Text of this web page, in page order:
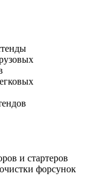
и стартеров
форсунок